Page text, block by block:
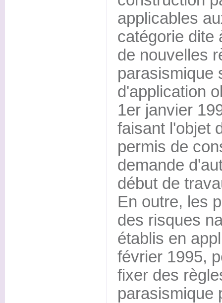
applicables
catégorie dite
de nouvelles
parasismique
d'application
1er janvier
faisant l'objet
permis de
demande
début de
En outre, les
des risques
établis en
février 1995,
fixer des
parasismique